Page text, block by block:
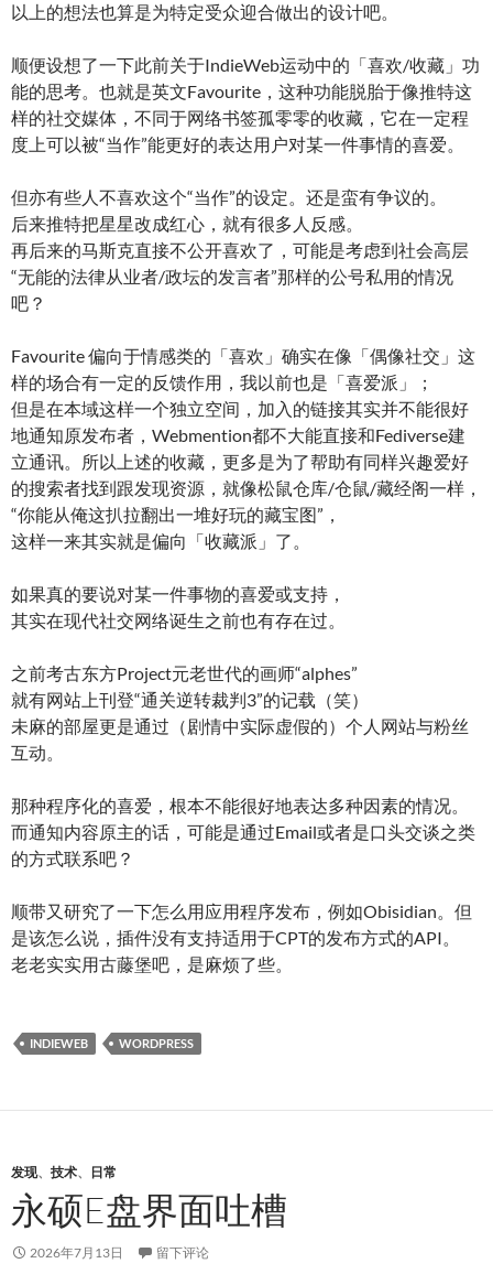
以上的想法也算是为特定受众迎合做出的设计吧。
顺便设想了一下此前关于IndieWeb运动中的「喜欢/收藏」功
能的思考。也就是英文Favourite，这种功能脱胎于像推特这
样的社交媒体，不同于网络书签孤零零的收藏，它在一定程
度上可以被“当作”能更好的表达用户对某一件事情的喜爱。
但亦有些人不喜欢这个“当作”的设定。还是蛮有争议的。
后来推特把星星改成红心，就有很多人反感。
再后来的马斯克直接不公开喜欢了，可能是考虑到社会高层
“无能的法律从业者/政坛的发言者”那样的公号私用的情况
吧？
Favourite 偏向于情感类的「喜欢」确实在像「偶像社交」这
样的场合有一定的反馈作用，我以前也是「喜爱派」；
但是在本域这样一个独立空间，加入的链接其实并不能很好
地通知原发布者，Webmention都不大能直接和Fediverse建
立通讯。所以上述的收藏，更多是为了帮助有同样兴趣爱好
的搜索者找到跟发现资源，就像松鼠仓库/仓鼠/藏经阁一样，
“你能从俺这扒拉翻出一堆好玩的藏宝图”，
这样一来其实就是偏向「收藏派」了。
如果真的要说对某一件事物的喜爱或支持，
其实在现代社交网络诞生之前也有存在过。
之前考古东方Project元老世代的画师“alphes”
就有网站上刊登“通关逆转裁判3”的记载（笑）
未麻的部屋更是通过（剧情中实际虚假的）个人网站与粉丝
互动。
那种程序化的喜爱，根本不能很好地表达多种因素的情况。
而通知内容原主的话，可能是通过Email或者是口头交谈之类
的方式联系吧？
顺带又研究了一下怎么用应用程序发布，例如Obisidian。但
是该怎么说，插件没有支持适用于CPT的发布方式的API。
老老实实用古藤堡吧，是麻烦了些。
INDIEWEB WORDPRESS
发现、 技术、 日常
永硕E盘界面吐槽
2026年7月13日 留下评论